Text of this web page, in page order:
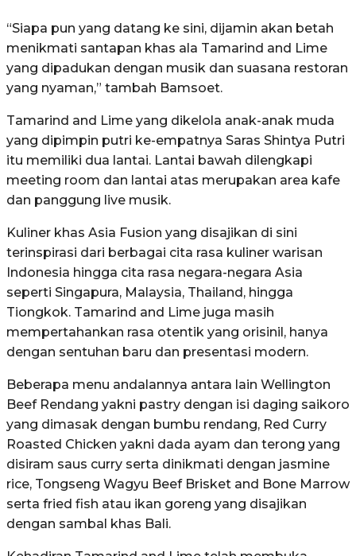
“Siapa pun yang datang ke sini, dijamin akan betah
menikmati santapan khas ala Tamarind and Lime
yang dipadukan dengan musik dan suasana restoran
yang nyaman,” tambah Bamsoet.
Tamarind and Lime yang dikelola anak-anak muda
yang dipimpin putri ke-empatnya Saras Shintya Putri
itu memiliki dua lantai. Lantai bawah dilengkapi
meeting room dan lantai atas merupakan area kafe
dan panggung live musik.
Kuliner khas Asia Fusion yang disajikan di sini
terinspirasi dari berbagai cita rasa kuliner warisan
Indonesia hingga cita rasa negara-negara Asia
seperti Singapura, Malaysia, Thailand, hingga
Tiongkok. Tamarind and Lime juga masih
mempertahankan rasa otentik yang orisinil, hanya
dengan sentuhan baru dan presentasi modern.
Beberapa menu andalannya antara lain Wellington
Beef Rendang yakni pastry dengan isi daging saikoro
yang dimasak dengan bumbu rendang, Red Curry
Roasted Chicken yakni dada ayam dan terong yang
disiram saus curry serta dinikmati dengan jasmine
rice, Tongseng Wagyu Beef Brisket and Bone Marrow
serta fried fish atau ikan goreng yang disajikan
dengan sambal khas Bali.